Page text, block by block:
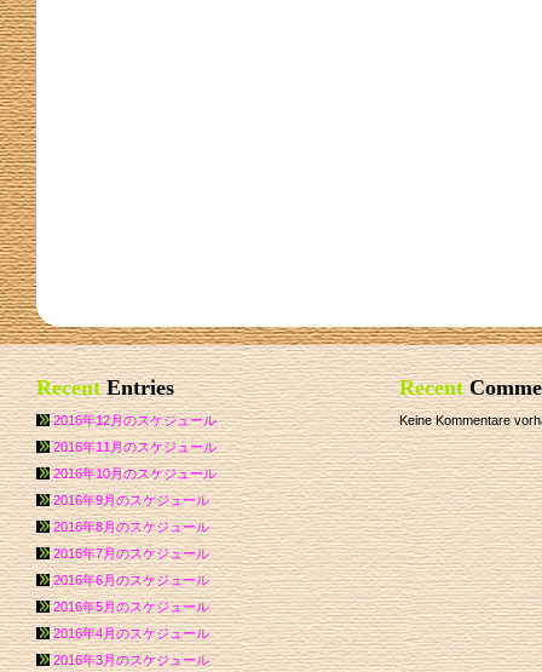
RecentEntries
2016年12月のスケジュール
2016年11月のスケジュール
2016年10月のスケジュール
2016年9月のスケジュール
2016年8月のスケジュール
2016年7月のスケジュール
2016年6月のスケジュール
2016年5月のスケジュール
2016年4月のスケジュール
2016年3月のスケジュール
Recent
Keine Kommentare